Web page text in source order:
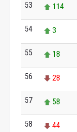
53 114
54 3
55 18
56 28
57 58
58 44